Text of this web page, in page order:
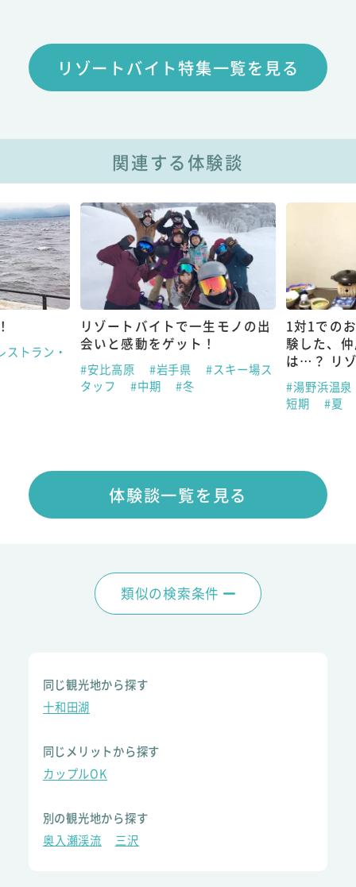
リゾートバイト特集一覧を見る
関連する体験談
ストラン・
リゾートバイトで一生モノの出
会いと感動をゲット！
#安比高原 #岩手県
#スキー場ス
タッフ
#中期 #冬
1対1での
験した、
は…？ リ
#湯野浜温泉
短期
#夏
体験談一覧を見る
類似の検索条件
同じ観光地から探す
十和田湖
同じメリットから探す
カップルOK
別の観光地から探す
奥入瀬渓流
三沢